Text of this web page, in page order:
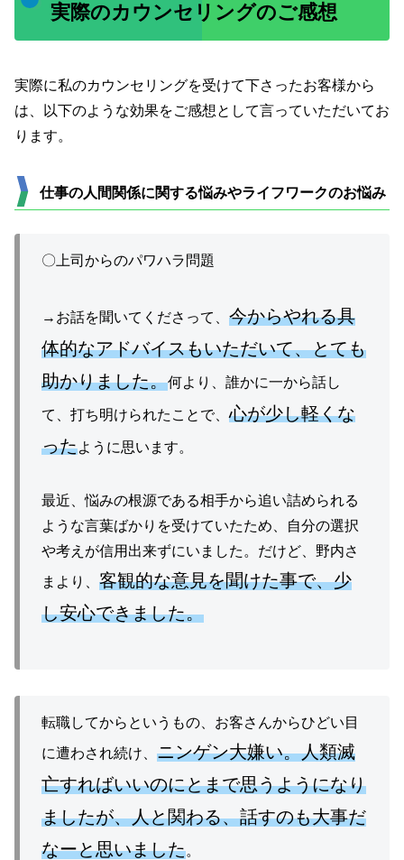
実際のカウンセリングのご感想
実際に私のカウンセリングを受けて下さったお客様から
は、以下のような効果をご感想として言っていただいてお
ります。
仕事の人間関係に関する悩みやライフワークのお悩み
〇上司からのパワハラ問題
→お話を聞いてくださって、 今からやれる具
体的なアドバイスもいただいて、とても
助かりました。何より、誰かに一から話し
て、打ち明けられたことで、心が少し軽くな
ったように思います。
最近、悩みの根源である相手から追い詰められる
ような言葉ばかりを受けていたため、自分の選択
や考えが信用出来ずにいました。だけど、野内さ
まより、 客観的な意見を聞けた事で、少
し安心できました。
転職してからというもの、お客さんからひどい目
に遭わされ続け、 ニンゲン大嫌い。人類滅
亡すればいいのにとまで思うようになり
ましたが、人と関わる、話すのも大事だ
なーと思いました。